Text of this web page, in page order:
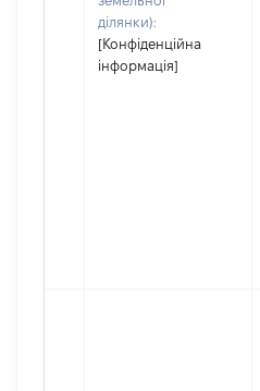
ділянки):
[Конфіденційна
інформація]